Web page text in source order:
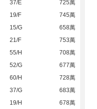
37/E
725萬
19/F
745萬
15/G
658萬
21/F
753萬
55/H
708萬
52/G
677萬
60/H
728萬
37/G
683萬
19/H 678萬